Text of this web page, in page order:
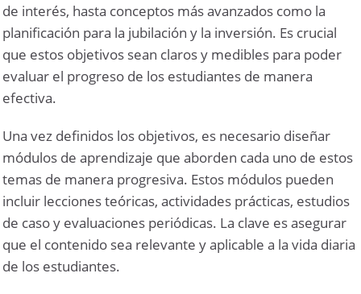
de interés, hasta conceptos más avanzados como la
planificación para la jubilación y la inversión. Es crucial
que estos objetivos sean claros y medibles para poder
evaluar el progreso de los estudiantes de manera
efectiva.
Una vez definidos los objetivos, es necesario diseñar
módulos de aprendizaje que aborden cada uno de estos
temas de manera progresiva. Estos módulos pueden
incluir lecciones teóricas, actividades prácticas, estudios
de caso y evaluaciones periódicas. La clave es asegurar
que el contenido sea relevante y aplicable a la vida diaria
de los estudiantes.